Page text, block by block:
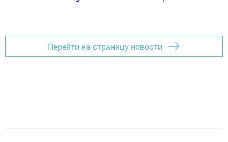
Перейти на страницу новости